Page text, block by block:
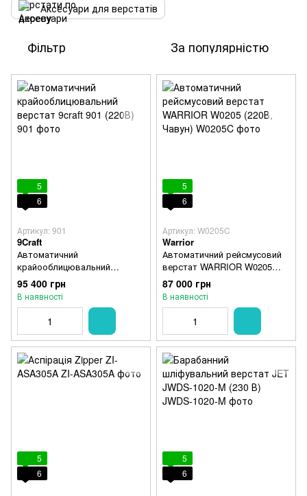
Аксесуари для верстатів
Фільтр За популярністю
5
6
Артикул: 901
9Craft
Автоматичний
крайооблицювальний
верстат 9craft 901 (220В)
95 400 грн
В наявності
5
6
Артикул: W0205C
Warrior
Автоматичний рейсмусовий
верстат WARRIOR W0205
(220В, Чавун)
87 000 грн
В наявності
5
6
5
6